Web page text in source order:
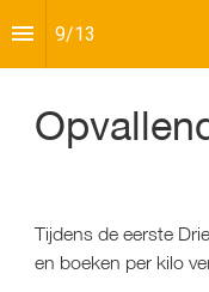
9/13
Tijdens de eerste
en boeken per kilo